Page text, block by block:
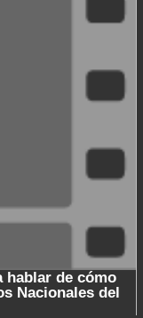
hablar de cómo
Nacionales del